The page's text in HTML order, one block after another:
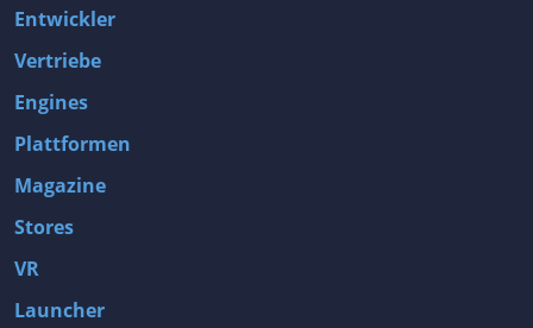
Entwickler
Vertriebe
Engines
Plattformen
Magazine
Stores
VR
Launcher